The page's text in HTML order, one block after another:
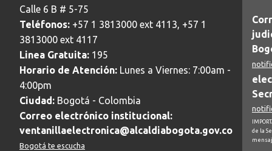
Calle 6 B # 5-75
Teléfonos: +57 1 3813000 ext 4113, +57 1
3813000 ext 4117
Linea Gratuita: 195
Horario de Atención: Lunes a Viernes: 7:00am -
4:00pm
Ciudad: Bogotá - Colombia
Correo electrónico institucional:
ventanillaelectronica@alcaldiabogota.gov.co
Bogotá te escucha
de la